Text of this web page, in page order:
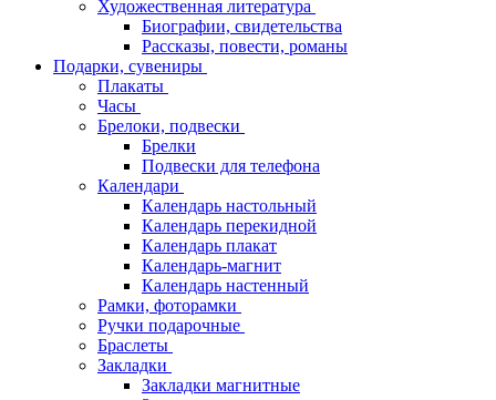
Художественная литература
Биографии, свидетельства
Рассказы, повести, романы
Подарки, сувениры
Плакаты
Часы
Брелоки, подвески
Брелки
Подвески для телефона
Календари
Календарь настольный
Календарь перекидной
Календарь плакат
Календарь-магнит
Календарь настенный
Рамки, фоторамки
Ручки подарочные
Браслеты
Закладки
Закладки магнитные